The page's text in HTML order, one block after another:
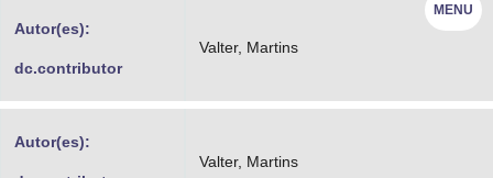
MENU
Autor(es):
dc.contributor
Valter, Martins
Autor(es):
Valter, Martins